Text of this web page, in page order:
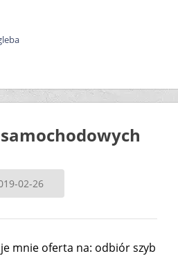
02-26
mnie oferta na: odbiór szyb